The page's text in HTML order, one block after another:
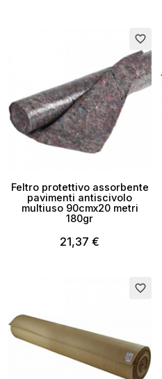
favorite_border
Feltro protettivo assorbente
pavimenti antiscivolo
multiuso 90cmx20 metri
180gr
21,37 €
favorite_border